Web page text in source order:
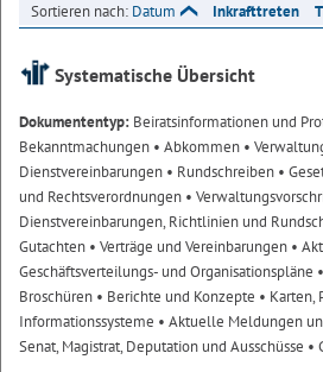
Sortieren nach: Datum Inkrafttreten
Systematische Übersicht
Dokumententyp: Beiratsinformationen und
Bekanntmachungen • Abkommen •
Dienstvereinbarungen • Rundschreiben •
und Rechtsverordnungen •
Dienstvereinbarungen, Richtlinien und
Gutachten • Verträge und Vereinbarungen •
Geschäftsverteilungs- und Organisationspläne
Broschüren • Berichte und Konzepte • Karten,
Informationssysteme • Aktuelle Meldungen
Senat, Magistrat, Deputation und Ausschüsse •